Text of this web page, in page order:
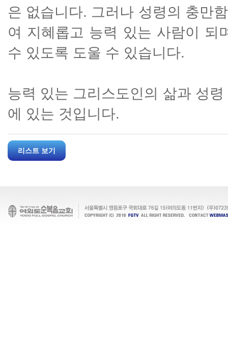
은 없습니다. 그러나 성령의 충만
여 지혜롭고 능력 있는 사람이 되
수 있도록 도울 수 있습니다.
능력 있는 그리스도인의 삶과 성
에 있는 것입니다.
리스트 보기